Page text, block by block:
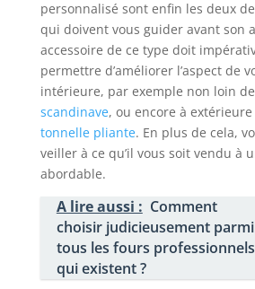
personnalisé sont enfin les deux
qui doivent vous guider avant son
accessoire de ce type doit
permettre d’améliorer l’aspect de
intérieure, par exemple non loin
scandinave, ou encore à
tonnelle pliante. En plus de cela,
veiller à ce qu’il vous soit vendu à
abordable.
A lire aussi : Comment
choisir judicieusement parmi
tous les fours professionnels
qui existent ?